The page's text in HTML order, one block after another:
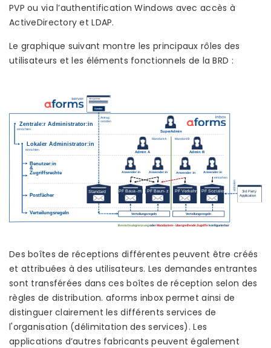
PVP ou via l’authentification Windows avec accès à
ActiveDirectory et LDAP.
Le graphique suivant montre les principaux rôles des
utilisateurs et les éléments fonctionnels de la BRD :
Des boîtes de réceptions différentes peuvent être créés
et attribuées à des utilisateurs. Les demandes entrantes
sont transférées dans ces boîtes de réception selon des
règles de distribution. aforms inbox permet ainsi de
distinguer clairement les différents services de
l'organisation (délimitation des services). Les
applications d’autres fabricants peuvent également